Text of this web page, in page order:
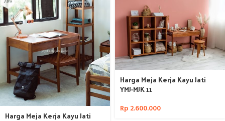
Harga Meja Kerja Kayu Jati
Harga Meja Kerja Kayu Jati
YMJ-MJK 11
Rp 2.600.000